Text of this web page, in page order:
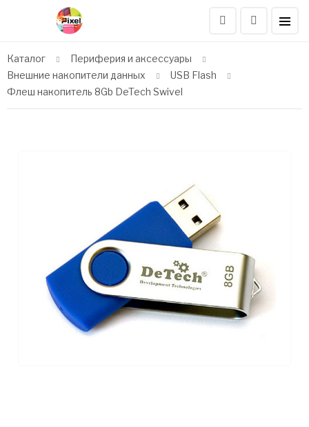
Каталог
Периферия и аксессуары
Внешние накопители данных
USB Flash
Флеш накопитель 8Gb DeTech Swivel